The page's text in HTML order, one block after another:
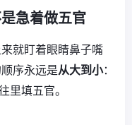
急着做五官
就盯着眼睛鼻子嘴
序永远是从大到小：
里填五官。